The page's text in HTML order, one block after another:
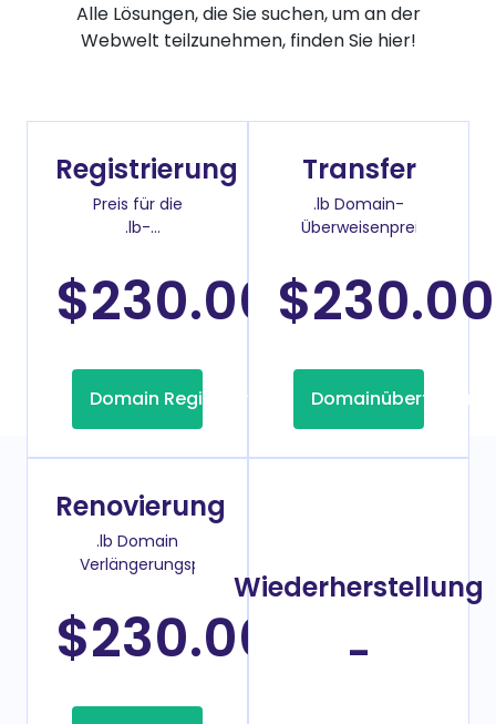
Alle Lösungen, die Sie suchen, um an der
Webwelt teilzunehmen, finden Sie hier!
Registrierung
Preis für die
.lb-
$230.00 /Jahr
Domain Registrierung
Transfer
.lb Domain-
Überweisenpreis
$230.00
Domainübertragung
Renovierung
.lb Domain
Verlängerungspreis
$230.00
Wiederherstellung
-